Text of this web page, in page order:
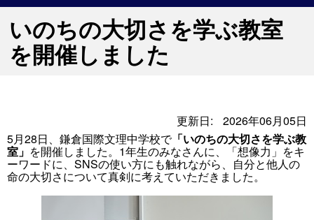
いのちの大切さを学ぶ教室
を開催しました
更新日:
2026年06月05日
5月28日、鎌倉国際文理中学校で「いのちの大切さを学ぶ教
室」 を開催しました。1年生のみなさんに、「想像力」をキ
ーワードに、SNSの使い方にも触れながら、自分と他人の
命の大切さについて真剣に考えていただきました。